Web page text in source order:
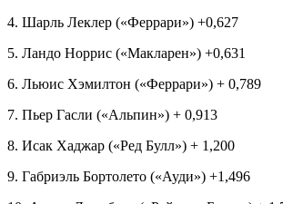
4. Шарль Леклер («Феррари») +0,627
5. Ландо Норрис («Макларен») +0,631
6. Льюис Хэмилтон («Феррари») + 0,789
7. Пьер Гасли («Альпин») + 0,913
8. Исак Хаджар («Ред Булл») + 1,200
9. Габриэль Бортолето («Ауди») +1,496